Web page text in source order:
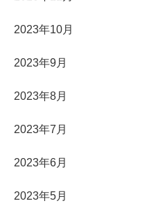
2023年10月
2023年9月
2023年8月
2023年7月
2023年6月
2023年5月